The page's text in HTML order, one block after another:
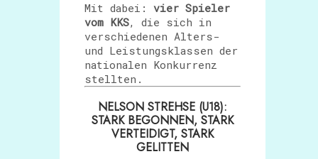
Mit dabei: vier Spieler
vom KKS, die sich in
verschiedenen Alters-
und Leistungsklassen der
nationalen Konkurrenz
stellten.
NELSON STREHSE (U18):
STARK BEGONNEN, STARK
VERTEIDIGT, STARK
GELITTEN